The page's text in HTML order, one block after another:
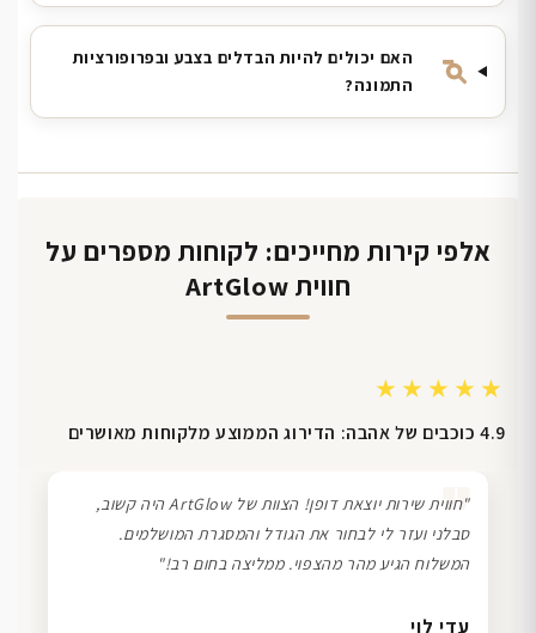
האם יכולים להיות הבדלים בצבע ובפרופורציות
התמונה?
אלפי קירות מחייכים: לקוחות מספרים על
חווית ArtGlow
★★★★★
4.9 כוכבים של אהבה: הדירוג הממוצע מלקוחות מאושרים
שרון כהן
❞
"חווית שירות יוצאת דופן! הצוות של ArtGlow היה קשוב,
סבלני ועזר לי לבחור את הגודל והמסגרת המושלמים.
המשלוח הגיע מהר מהצפוי. ממליצה בחום רב!"
עדי לוי
דנה גל
ליאת ויוסי מ.